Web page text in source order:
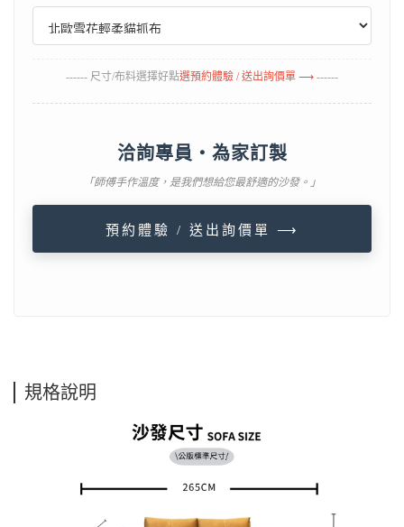
------ 尺寸/布料選擇好點選預約體驗 / 送出詢價單 ⟶ ------
洽詢專員・為家訂製
「師傅手作溫度，是我們想給您最舒適的沙發。」
預約體驗 / 送出詢價單 ⟶
規格說明